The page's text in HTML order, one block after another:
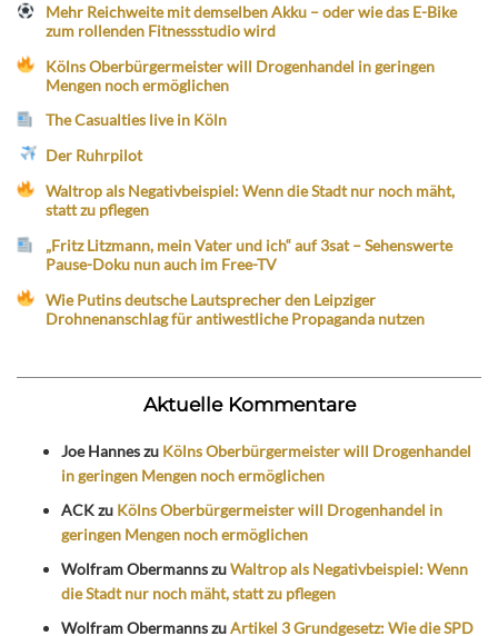
Mehr Reichweite mit demselben Akku – oder wie das E-Bike
zum rollenden Fitnessstudio wird
Kölns Oberbürgermeister will Drogenhandel in geringen
Mengen noch ermöglichen
The Casualties live in Köln
Der Ruhrpilot
Waltrop als Negativbeispiel: Wenn die Stadt nur noch mäht,
statt zu pflegen
„Fritz Litzmann, mein Vater und ich“ auf 3sat – Sehenswerte
Pause-Doku nun auch im Free-TV
Wie Putins deutsche Lautsprecher den Leipziger
Drohnenanschlag für antiwestliche Propaganda nutzen
Aktuelle Kommentare
Joe Hanneszu Kölns Oberbürgermeister will Drogenhandel
in geringen Mengen noch ermöglichen
ACKzu Kölns Oberbürgermeister will Drogenhandel in
geringen Mengen noch ermöglichen
Wolfram ObermannszuWaltrop als Negativbeispiel: Wenn
die Stadt nur noch mäht, statt zu pflegen
Wolfram ObermannszuArtikel 3 Grundgesetz: Wie die SPD